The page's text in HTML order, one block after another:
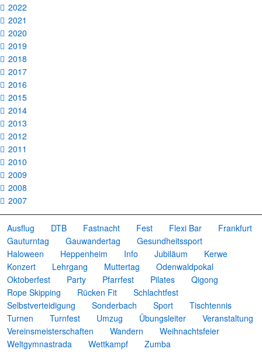
2022
2021
2020
2019
2018
2017
2016
2015
2014
2013
2012
2011
2010
2009
2008
2007
Ausflug DTB Fastnacht Fest Flexi Bar
Frankfurt
Gauturntag
Gauwandertag
Gesundheitssport
Haloween
Heppenheim Info Jubiläum
Kerwe
Konzert
Lehrgang Muttertag
Odenwaldpokal
Oktoberfest
Party Pfarrfest Pilates
Qigong
Rope Skipping
Rücken Fit
Schlachtfest
Selbstverteidigung
Sonderbach Sport
Tischtennis
Turnen
Turnfest Umzug Übungsleiter
Veranstaltung
Vereinsmeisterschaften
Wandern
Weihnachtsfeier
Weltgymnastrada
Wettkampf Zumba